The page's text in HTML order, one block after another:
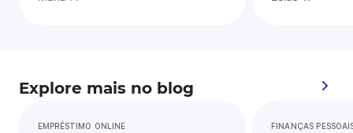
Explore mais no blog
EMPRÉSTIMO ONLINE FINANÇAS